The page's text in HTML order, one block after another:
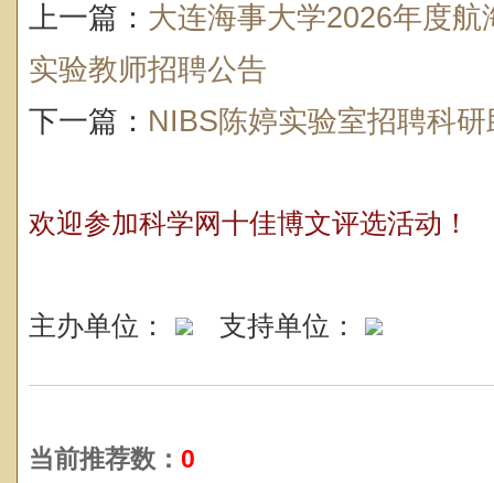
上一篇： 大连海事大学2026年度
实验教师招聘公告
下一篇： NIBS陈婷实验室招聘科研
欢迎参加科学网十佳博文评选活动！
主办单位： 支持单位：
当前推荐数： 0